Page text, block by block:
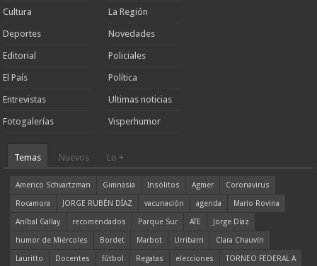
Cultura
Deportes
Editorial
El País
Entrevistas
Fotogalerías
La Región
Novedades
Policiales
Política
Ultimas noticias
Visperhumor
Temas Nuevos Lo +
Americo Schvartzman Gimnasia Insólitos Agmer
Coronavirus
Rocamora
JORGE RUBÉN DÍAZ vacunación agenda
Mario Rovina
Aníbal Gallay
recomendados Parque Sur ATE
Jorge Díaz
humor de Miércoles
Bordet Marbot Urribarri
Clara Chauvín
Lauritto
Docentes fútbol Regatas elecciones TORNEO FEDERAL A